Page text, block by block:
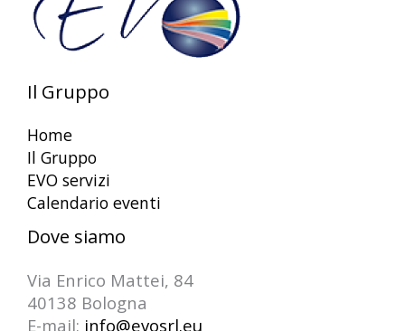
Il Gruppo
Home
Il Gruppo
EVO servizi
Calendario eventi
Dove siamo
Via Enrico Mattei, 84
40138 Bologna
E-mail: info@evosrl.eu